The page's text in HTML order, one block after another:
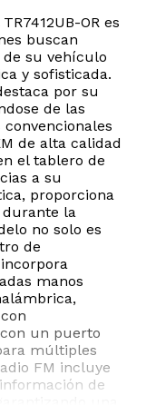
OR es
buscan
su vehículo
y sofisticada.
por su
de las
de alta calidad
el tablero de
a su
proporciona
durante la
no solo es
de
manos
un puerto
múltiples
FM incluye
de